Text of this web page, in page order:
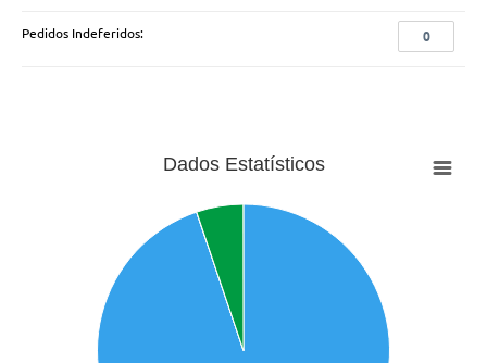
Pedidos Indeferidos: 0
Dados Estatísticos